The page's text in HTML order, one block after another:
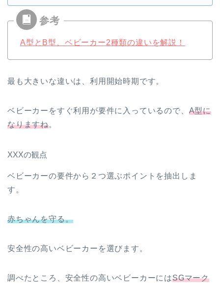
A型とB型、ベビーカー2種類の違いを解説！
最も大きいな違いは、利用開始時期です。
ベビーカーをすぐ利用が要件に入っているので、 A型に
なりますね。
XXXの観点
ベビーカーの要件から２つ選ぶポイントを抽出しま
す。
赤ちゃんを守る。
安全性の高いベビーカーを選びます。
調べたところ、安全性の高いベビーカーにはSGマーク